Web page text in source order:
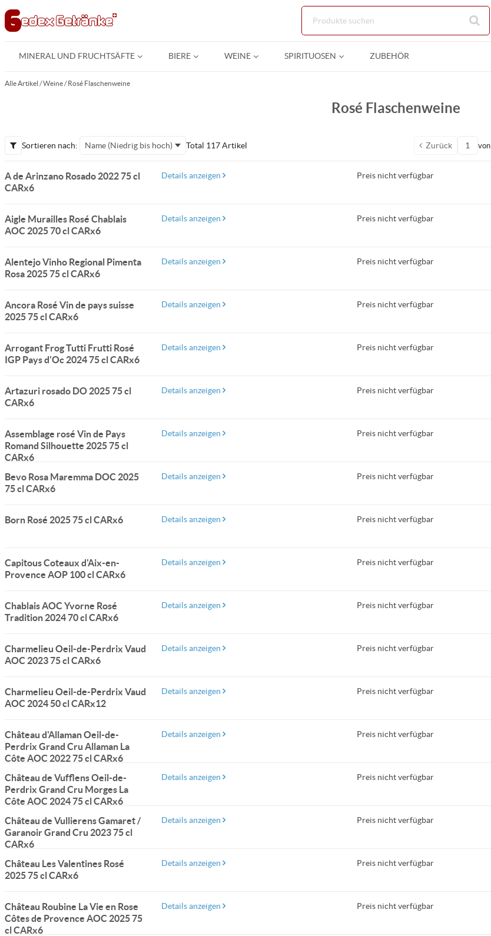
Zum Hauptinhalt springen
MINERAL UND FRUCHTSÄFTE BIERE WEINE SPIRITUOSEN ZUBEHÖR
Alle Artikel /Weine/ Rosé Flaschenweine
Rosé Flaschenweine
Sortieren nach: Name (Niedrig bis hoch) Total 117 Artikel Zurück von
A de Arinzano Rosado 2022 75 cl
CARx6
Details anzeigen Preis nicht verfügbar
Aigle Murailles Rosé Chablais
AOC 2025 70 cl CARx6
Details anzeigen Preis nicht verfügbar
Alentejo Vinho Regional Pimenta
Rosa 2025 75 cl CARx6
Details anzeigen Preis nicht verfügbar
Ancora Rosé Vin de pays suisse
2025 75 cl CARx6
Details anzeigen Preis nicht verfügbar
Arrogant Frog Tutti Frutti Rosé
IGP Pays d'Oc 2024 75 cl CARx6
Details anzeigen Preis nicht verfügbar
Artazuri rosado DO 2025 75 cl
CARx6
Details anzeigen Preis nicht verfügbar
Assemblage rosé Vin de Pays
Romand Silhouette 2025 75 cl
CARx6
Details anzeigen Preis nicht verfügbar
Bevo Rosa Maremma DOC 2025
75 cl CARx6
Details anzeigen Preis nicht verfügbar
Born Rosé 2025 75 cl CARx6 Details anzeigen Preis nicht verfügbar
Capitous Coteaux d'Aix-en-
Provence AOP 100 cl CARx6
Details anzeigen Preis nicht verfügbar
Chablais AOC Yvorne Rosé
Tradition 2024 70 cl CARx6
Details anzeigen Preis nicht verfügbar
Charmelieu Oeil-de-Perdrix Vaud
AOC 2023 75 cl CARx6
Details anzeigen Preis nicht verfügbar
Charmelieu Oeil-de-Perdrix Vaud
AOC 2024 50 cl CARx12
Details anzeigen Preis nicht verfügbar
Château d'Allaman Oeil-de-
Perdrix Grand Cru Allaman La
Côte AOC 2022 75 cl CARx6
Details anzeigen Preis nicht verfügbar
Château de Vufflens Oeil-de-
Perdrix Grand Cru Morges La
Côte AOC 2024 75 cl CARx6
Details anzeigen Preis nicht verfügbar
Château de Vullierens Gamaret /
Garanoir Grand Cru 2023 75 cl
CARx6
Details anzeigen Preis nicht verfügbar
Château Les Valentines Rosé
2025 75 cl CARx6
Details anzeigen Preis nicht verfügbar
Château Roubine La Vie en Rose
Côtes de Provence AOC 2025 75
cl CARx6
Details anzeigen Preis nicht verfügbar